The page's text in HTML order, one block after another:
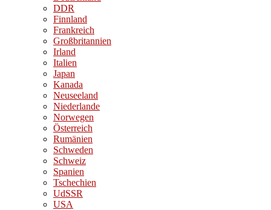
DDR
Finnland
Frankreich
Großbritannien
Irland
Italien
Japan
Kanada
Neuseeland
Niederlande
Norwegen
Österreich
Rumänien
Schweden
Schweiz
Spanien
Tschechien
UdSSR
USA